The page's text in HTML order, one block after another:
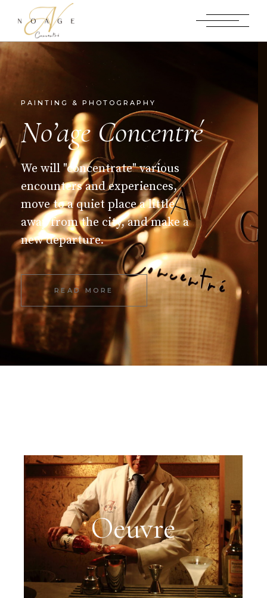
No’age Concentré
We will "concentrate" various
encounters and experiences,
move to a quiet place a little
away from the city, and make a
new departure.
PAINTING & PHOTOGRAPHY
READ MORE
Oeuvre